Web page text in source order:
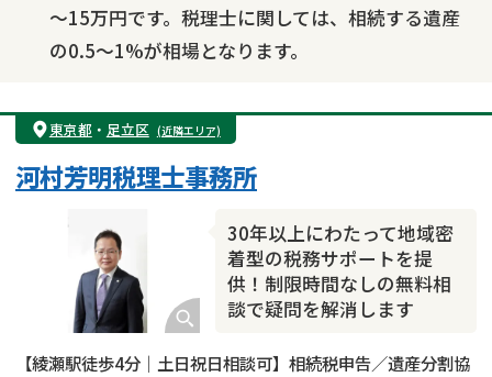
～15万円です。税理士に関しては、相続する遺産
の0.5～1%が相場となります。
東京都 ・ 足立区 (近隣エリア)
30年以上にわたって地域密
着型の税務サポートを提
供！制限時間なしの無料相
談で疑問を解消します
河村芳明税理士事務所
【綾瀬駅徒歩4分｜土日祝日相談可】相続税申告／遺産分割協